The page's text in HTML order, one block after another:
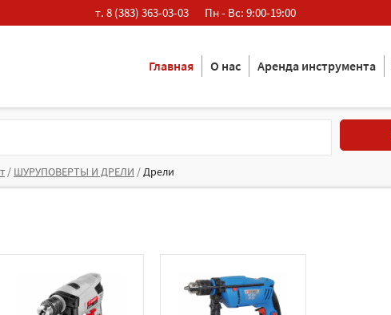
т. 8 (383) 363-03-03 Пн - Вс: 9:00-19:00
Главная О нас Аренда инструмента
/ ШУРУПОВЕРТЫ И ДРЕЛИ /Дрели